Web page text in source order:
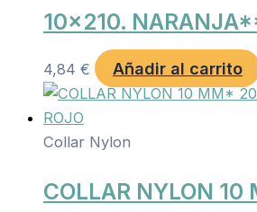
10×210.
4,84 € Añadir al carrito
Collar Nylon
COLLAR NYLON